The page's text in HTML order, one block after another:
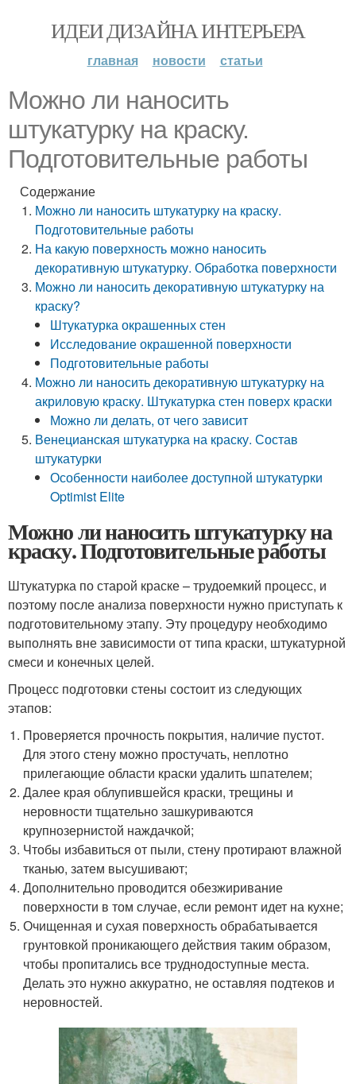
ИДЕИ ДИЗАЙНА ИНТЕРЬЕРА
главная новости статьи
Можно ли наносить
штукатурку на краску.
Подготовительные работы
Содержание
Можно ли наносить штукатурку на краску.
Подготовительные работы
На какую поверхность можно наносить
декоративную штукатурку. Обработка поверхности
Можно ли наносить декоративную штукатурку на
краску?
Штукатурка окрашенных стен
Исследование окрашенной поверхности
Подготовительные работы
Можно ли наносить декоративную штукатурку на
акриловую краску. Штукатурка стен поверх краски
Можно ли делать, от чего зависит
Венецианская штукатурка на краску. Состав
штукатурки
Особенности наиболее доступной штукатурки
Optimist Elite
Можно ли наносить штукатурку на
краску. Подготовительные работы
Штукатурка по старой краске – трудоемкий процесс, и
поэтому после анализа поверхности нужно приступать к
подготовительному этапу. Эту процедуру необходимо
выполнять вне зависимости от типа краски, штукатурной
смеси и конечных целей.
Процесс подготовки стены состоит из следующих
этапов:
Проверяется прочность покрытия, наличие пустот.
Для этого стену можно простучать, неплотно
прилегающие области краски удалить шпателем;
Далее края облупившейся краски, трещины и
неровности тщательно зашкуриваются
крупнозернистой наждачкой;
Чтобы избавиться от пыли, стену протирают влажной
тканью, затем высушивают;
Дополнительно проводится обезжиривание
поверхности в том случае, если ремонт идет на кухне;
Очищенная и сухая поверхность обрабатывается
грунтовкой проникающего действия таким образом,
чтобы пропитались все труднодоступные места.
Делать это нужно аккуратно, не оставляя подтеков и
неровностей.